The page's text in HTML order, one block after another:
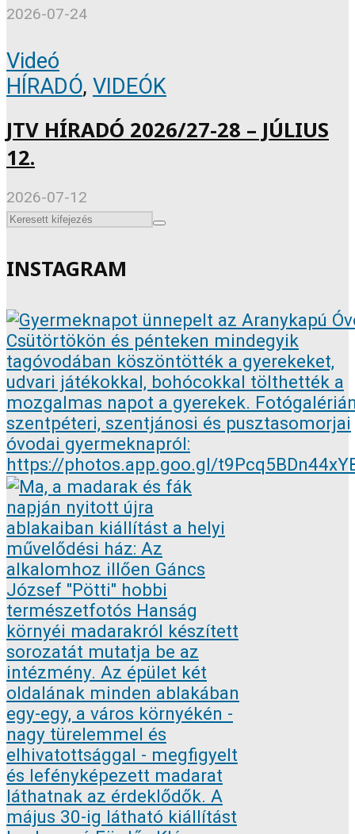
2026-07-24
Videó
HÍRADÓ, VIDEÓK
JTV HÍRADÓ 2026/27-28 – JÚLIUS
12.
2026-07-12
INSTAGRAM